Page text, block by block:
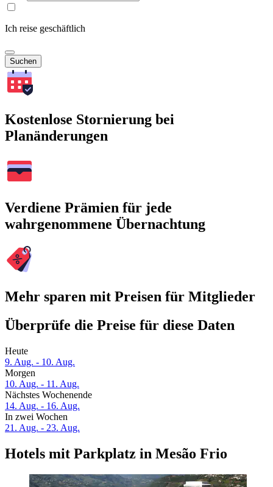
Ich reise geschäftlich
Suchen
Kostenlose Stornierung bei
Planänderungen
Verdiene Prämien für jede
wahrgenommene Übernachtung
Mehr sparen mit Preisen für Mitglieder
Überprüfe die Preise für diese Daten
Heute
9. Aug. - 10. Aug.
Morgen
10. Aug. - 11. Aug.
Nächstes Wochenende
14. Aug. - 16. Aug.
In zwei Wochen
21. Aug. - 23. Aug.
Hotels mit Parkplatz in Mesão Frio